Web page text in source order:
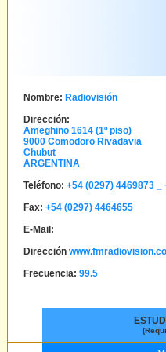
Nombre: Radiovisión
Dirección:
Ameghino 1614 (1º piso)
9000 Comodoro Rivadavia
Chubut
ARGENTINA
Teléfono: +54 (0297) 4469873 _
Fax: +54 (0297) 4464655
E-Mail:
Dirección
Frecuencia: 99.5